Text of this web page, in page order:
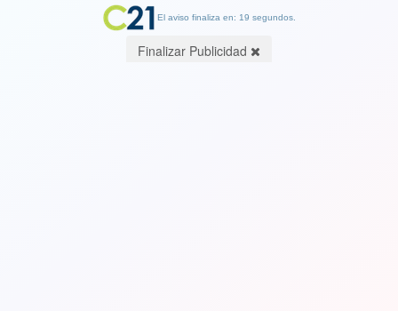
El aviso finaliza en: 19 segundos.
Finalizar Publicidad